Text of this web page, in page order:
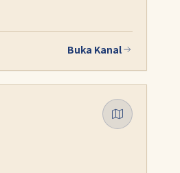
Buka Kanal